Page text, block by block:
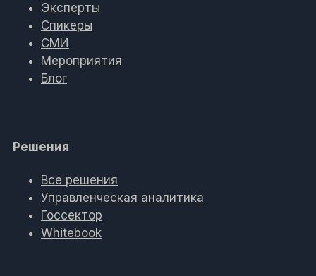
Эксперты
Спикеры
СМИ
Мероприятия
Блог
Решения
Все решения
Управленческая аналитика
Госсектор
Whitebook